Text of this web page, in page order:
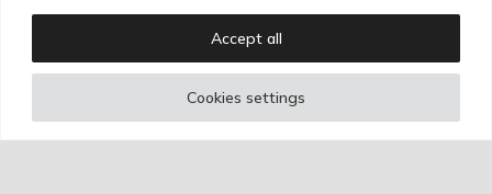
Cookies settings
Accept all
Copyright © Ignacio Aguilar
Web development byBonzo Estudio